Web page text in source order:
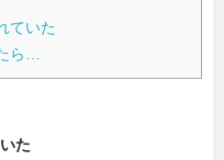
ていた
ら…
た